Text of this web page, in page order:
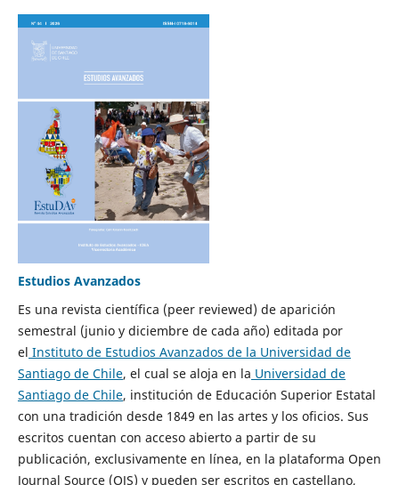
Estudios Avanzados
Es una revista científica (peer reviewed) de aparición
semestral (junio y diciembre de cada año) editada por
el Instituto de Estudios Avanzados de la Universidad de
Santiago de Chile, el cual se aloja en la Universidad de
Santiago de Chile, institución de Educación Superior Estatal
con una tradición desde 1849 en las artes y los oficios. Sus
escritos cuentan con acceso abierto a partir de su
publicación, exclusivamente en línea, en la plataforma Open
Journal Source (OJS) y pueden ser escritos en castellano,